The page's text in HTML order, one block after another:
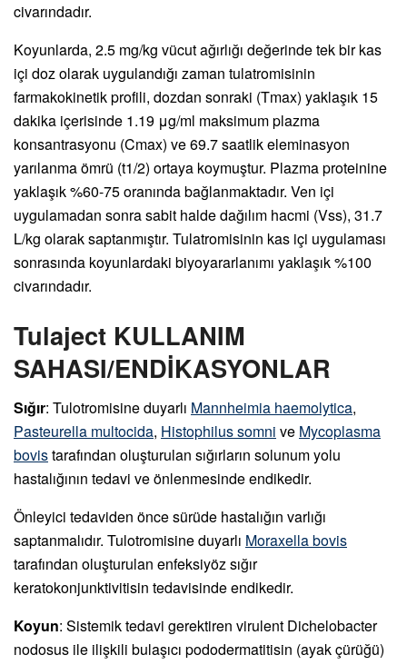
civarındadır.
Koyunlarda, 2.5 mg/kg vücut ağırlığı değerinde tek bir kas
içi doz olarak uygulandığı zaman tulatromisinin
farmakokinetik profili, dozdan sonraki (Tmax) yaklaşık 15
dakika içerisinde 1.19 μg/ml maksimum plazma
konsantrasyonu (Cmax) ve 69.7 saatlik eleminasyon
yarılanma ömrü (t1/2) ortaya koymuştur. Plazma proteinine
yaklaşık %60-75 oranında bağlanmaktadır. Ven içi
uygulamadan sonra sabit halde dağılım hacmi (Vss), 31.7
L/kg olarak saptanmıştır. Tulatromisinin kas içi uygulaması
sonrasında koyunlardaki biyoyararlanımı yaklaşık %100
civarındadır.
Tulaject KULLANIM
SAHASI/ENDİKASYONLAR
Sığır: Tulotromisine duyarlı Mannheimia haemolytica,
Pasteurella multocida, Histophilus somni ve Mycoplasma
bovistarafından oluşturulan sığırların solunum yolu
hastalığının tedavi ve önlenmesinde endikedir.
Önleyici tedaviden önce sürüde hastalığın varlığı
saptanmalıdır. Tulotromisine duyarlı Moraxella bovis
tarafından oluşturulan enfeksiyöz sığır
keratokonjunktivitisin tedavisinde endikedir.
Koyun: Sistemik tedavi gerektiren virulent Dichelobacter
nodosus ile ilişkili bulaşıcı pododermatitisin (ayak çürüğü)